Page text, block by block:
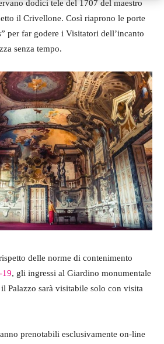
dodici tele del 1707 del maestro
il Crivellone. Così riaprono le porte
per far godere i Visitatori dell’incanto
senza tempo.
delle norme di contenimento
19, gli ingressi al Giardino monumentale
Palazzo sarà visitabile solo con visita
prenotabili esclusivamente on-line